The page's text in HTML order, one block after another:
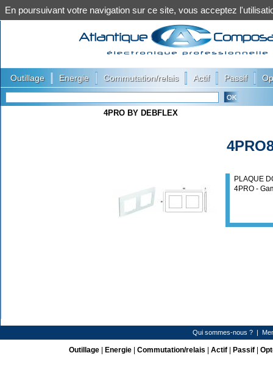
Outillage Energie Commutation/relais Actif Passif
4PRO BY DEBFLEX
PLAQUE
4PRO -
Qui sommes-nous ?|
Outillage| Energie| Commutation/relais Actif| Passif|
En poursuivant votre navigation sur ce site, vous acceptez